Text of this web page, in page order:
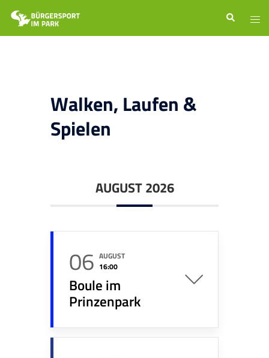
Zum
Inhalt
springen
Suche
Walken, Laufen &
Spielen
AUGUST 2026
06 AUGUST
16:00
Boule im
Prinzenpark